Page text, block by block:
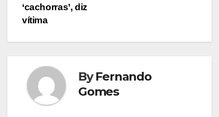
‘cachorras’, diz
vítima
ByFernando
Gomes